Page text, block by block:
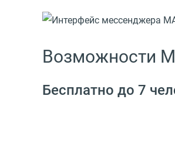
Возможности
Бесплатно до 7